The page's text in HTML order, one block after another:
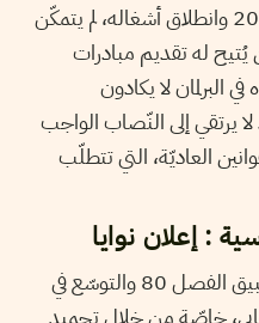
منذ تنصيب البرلمان في نوفمبر 2019 وانطلاق أشغاله، لم يتمكّن
يُتيح له تقديم مبادرات
البرلمان لا يكادون
لا يرتقي إلى النّصاب الواجب
العاديّة، التي تتطلّب
: إعلان نوايا
يبدو أنّ لجوء قيس سعيّد إلى تطبيق الفصل 80 والتوسّع في
خاصّة من خلال تجميد